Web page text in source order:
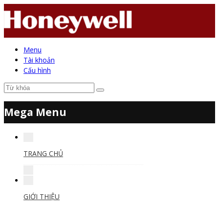
Menu
Tài khoản
Cấu hình
Mega Menu
TRANG CHỦ
GIỚI THIỆU